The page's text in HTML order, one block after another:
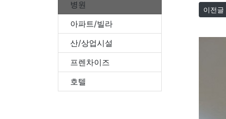
병원
아파트/빌라
산/상업시설
프렌차이즈
호텔
이전글